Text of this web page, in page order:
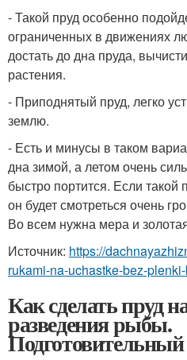
- Такой пруд особенно
ограниченных в движениях
достать до дна пруда,
растения.
- Приподнятый пруд, легко
землю.
- Есть и минусы в таком
дна зимой, а летом очень
быстро портится. Если такой
он будет смотреться очень
Во всем нужна мера и
Источник: https://
rukami-na-uchastke-bez-
Как сделать пруд
разведения рыбы.
Подготовительный